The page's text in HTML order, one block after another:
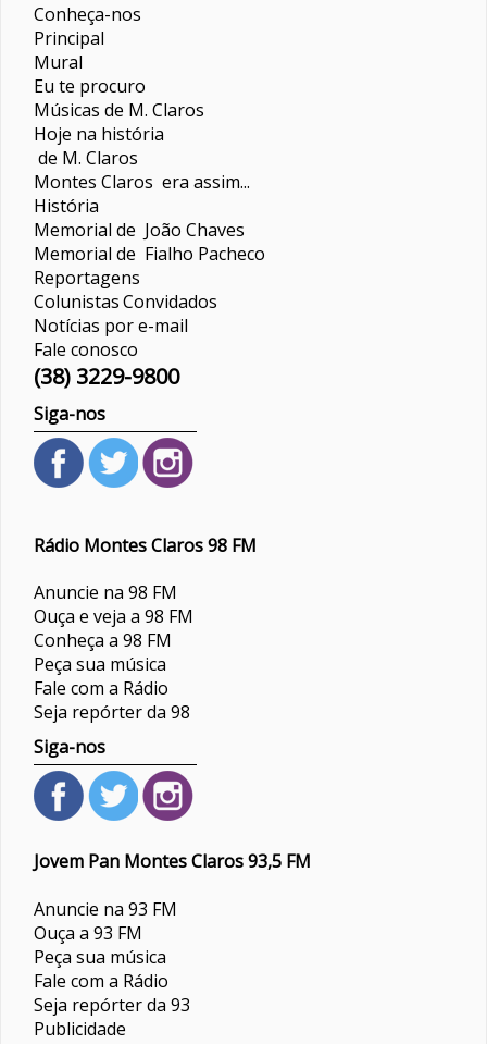
Conheça-nos
Principal
Mural
Eu te procuro
Músicas de M. Claros
Hoje na história
de M. Claros
Montes Claros era assim...
História
Memorial de João Chaves
Memorial de Fialho Pacheco
Reportagens
ColunistasConvidados
Notícias por e-mail
Fale conosco
(38) 3229-9800
Siga-nos
Rádio Montes Claros 98 FM
Anuncie na 98 FM
Ouça e veja a 98 FM
Conheça a 98 FM
Peça sua música
Fale com a Rádio
Seja repórter da 98
Siga-nos
Jovem Pan Montes Claros 93,5 FM
Anuncie na 93 FM
Ouça a 93 FM
Peça sua música
Fale com a Rádio
Seja repórter da 93
Publicidade